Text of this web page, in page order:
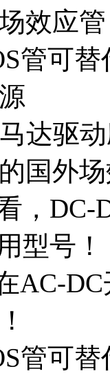
效应
管可
达驱
国外
，DC-
型号！
AC-
管可